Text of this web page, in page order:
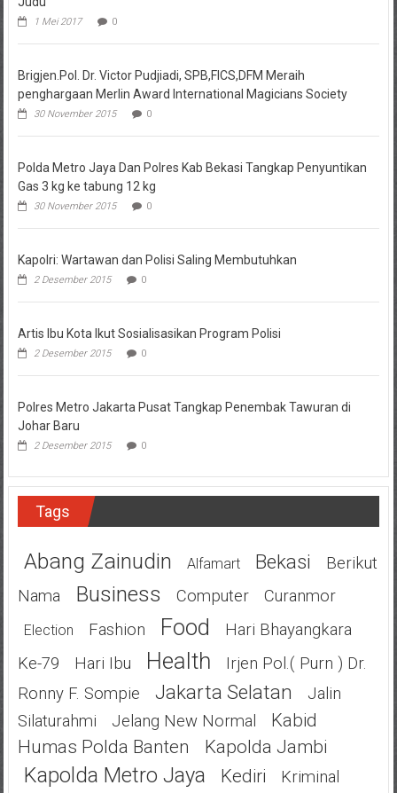
1 Mei 2017 0
Brigjen.Pol. Dr. Victor Pudjiadi, SPB,FICS,DFM Meraih
penghargaan Merlin Award International Magicians Society
30 November 2015 0
Polda Metro Jaya Dan Polres Kab Bekasi Tangkap Penyuntikan
Gas 3 kg ke tabung 12 kg
30 November 2015 0
Kapolri: Wartawan dan Polisi Saling Membutuhkan
2 Desember 2015 0
Artis Ibu Kota Ikut Sosialisasikan Program Polisi
2 Desember 2015 0
Polres Metro Jakarta Pusat Tangkap Penembak Tawuran di
Johar Baru
2 Desember 2015 0
Tags
Abang Zainudin Alfamart Bekasi
Berikut
Nama
Business Computer Curanmor
Election Fashion Food
Hari Bhayangkara
Ke-79
Hari Ibu Health
Irjen Pol.( Purn ) Dr.
Ronny F. Sompie
Jakarta Selatan
Jalin
Silaturahmi
Jelang New Normal
Kabid
Humas Polda Banten
Kapolda Jambi
Kapolda Metro Jaya Kediri Kriminal